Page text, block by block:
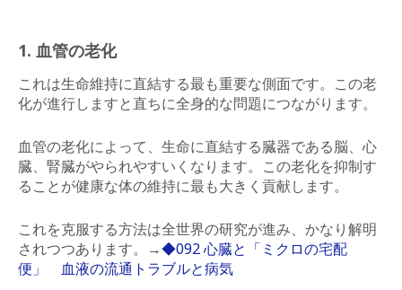
1. 血管の老化
これは生命維持に直結する最も重要な側面です。この老
化が進行しますと直ちに全身的な問題につながります。
血管の老化によって、生命に直結する臓器である脳、心
臓、腎臓がやられやすいくなります。この老化を抑制す
ることが健康な体の維持に最も大きく貢献します。
これを克服する方法は全世界の研究が進み、かなり解明
されつつあります。→◆092 心臓と「ミクロの宅配
便」 血液の流通トラブルと病気